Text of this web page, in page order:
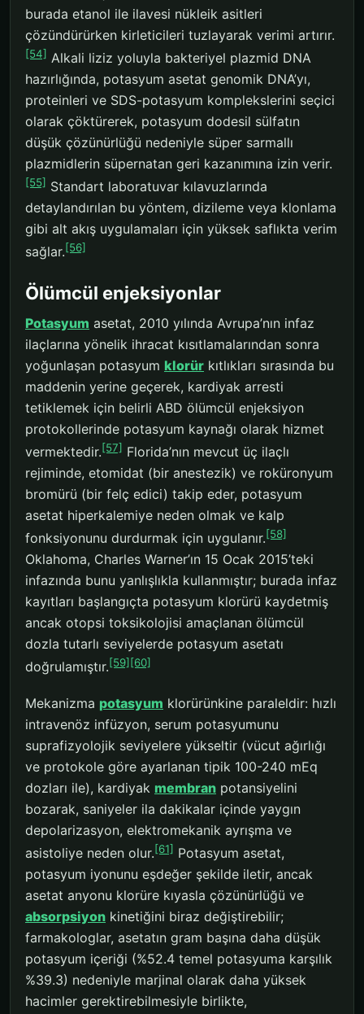
burada etanol ile ilavesi nükleik asitleri
çözündürürken kirleticileri tuzlayarak verimi artırır.
[54] Alkali liziz yoluyla bakteriyel plazmid DNA
hazırlığında, potasyum asetat genomik DNA’yı,
proteinleri ve SDS-potasyum komplekslerini seçici
olarak çöktürerek, potasyum dodesil sülfatın
düşük çözünürlüğü nedeniyle süper sarmallı
plazmidlerin süpernatan geri kazanımına izin verir.
[55] Standart laboratuvar kılavuzlarında
detaylandırılan bu yöntem, dizileme veya klonlama
gibi alt akış uygulamaları için yüksek saflıkta verim
sağlar.[56]
Ölümcül enjeksiyonlar
Potasyum asetat, 2010 yılında Avrupa’nın infaz
ilaçlarına yönelik ihracat kısıtlamalarından sonra
yoğunlaşan potasyum klorür kıtlıkları sırasında bu
maddenin yerine geçerek, kardiyak arresti
tetiklemek için belirli ABD ölümcül enjeksiyon
protokollerinde potasyum kaynağı olarak hizmet
vermektedir.[57] Florida’nın mevcut üç ilaçlı
rejiminde, etomidat (bir anestezik) ve roküronyum
bromürü (bir felç edici) takip eder, potasyum
asetat hiperkalemiye neden olmak ve kalp
fonksiyonunu durdurmak için uygulanır.[58]
Oklahoma, Charles Warner’ın 15 Ocak 2015’teki
infazında bunu yanlışlıkla kullanmıştır; burada infaz
kayıtları başlangıçta potasyum klorürü kaydetmiş
ancak otopsi toksikolojisi amaçlanan ölümcül
dozla tutarlı seviyelerde potasyum asetatı
doğrulamıştır.[59] [60]
Mekanizma potasyum klorürünkine paraleldir: hızlı
intravenöz infüzyon, serum potasyumunu
suprafizyolojik seviyelere yükseltir (vücut ağırlığı
ve protokole göre ayarlanan tipik 100-240 mEq
dozları ile), kardiyak membran potansiyelini
bozarak, saniyeler ila dakikalar içinde yaygın
depolarizasyon, elektromekanik ayrışma ve
asistoliye neden olur.[61] Potasyum asetat,
potasyum iyonunu eşdeğer şekilde iletir, ancak
asetat anyonu klorüre kıyasla çözünürlüğü ve
absorpsiyon kinetiğini biraz değiştirebilir;
farmakologlar, asetatın gram başına daha düşük
potasyum içeriği (%52.4 temel potasyuma karşılık
%39.3) nedeniyle marjinal olarak daha yüksek
hacimler gerektirebilmesiyle birlikte,